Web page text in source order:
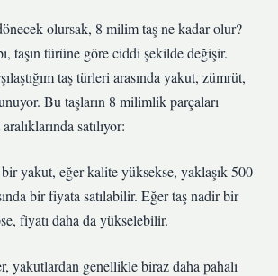
olursak, 8 milim taş ne kadar olur?
taşın türüne göre ciddi şekilde değişir.
taş türleri arasında yakut, zümrüt,
Bu taşların 8 milimlik parçaları
satılıyor:
yakut, eğer kalite yüksekse, yaklaşık 500
bir fiyata satılabilir. Eğer taş nadir bir
fiyatı daha da yükselebilir.
yakutlardan genellikle biraz daha pahalı